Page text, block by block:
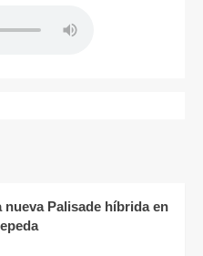
Palisade híbrida en